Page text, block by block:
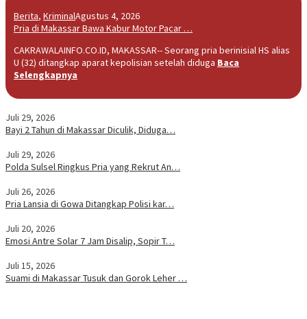
Berita, KriminalAgustus 4, 2026
Pria di Makassar Bawa Kabur Motor Pacar …
CAKRAWALAINFO.CO.ID, MAKASSAR-- Seorang pria berinisial HS alias
U (32) ditangkap aparat kepolisian setelah diduga Baca
Selengkapnya
Juli 29, 2026
Bayi 2 Tahun di Makassar Diculik, Diduga…
Juli 29, 2026
Polda Sulsel Ringkus Pria yang Rekrut An…
Juli 26, 2026
Pria Lansia di Gowa Ditangkap Polisi kar…
Juli 20, 2026
Emosi Antre Solar 7 Jam Disalip, Sopir T…
Juli 15, 2026
Suami di Makassar Tusuk dan Gorok Leher …